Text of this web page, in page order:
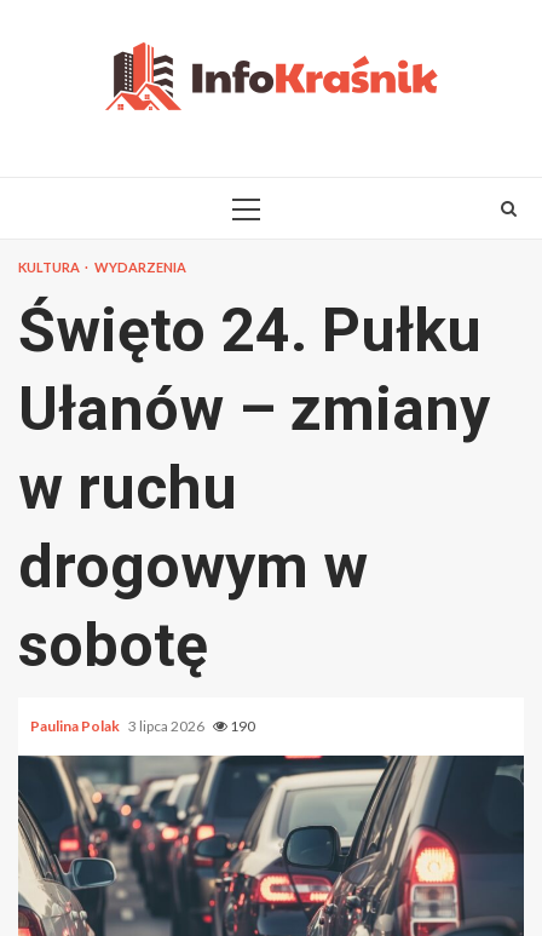
PRIMARY
KULTURA WYDARZENIA
Święto 24. Pułku
Ułanów – zmiany
w ruchu
drogowym w
sobotę
Paulina Polak 3 lipca 2026 190